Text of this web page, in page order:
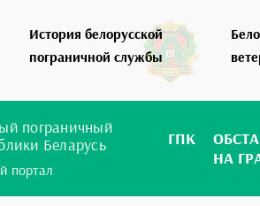
История белорусской
пограничной службы
пограничный
Беларусь
портал
ГПК
НА